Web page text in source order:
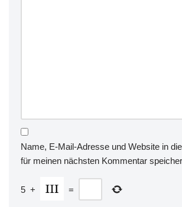
Name, E-Mail-Adresse und Website in
für meinen nächsten Kommentar
5 + =